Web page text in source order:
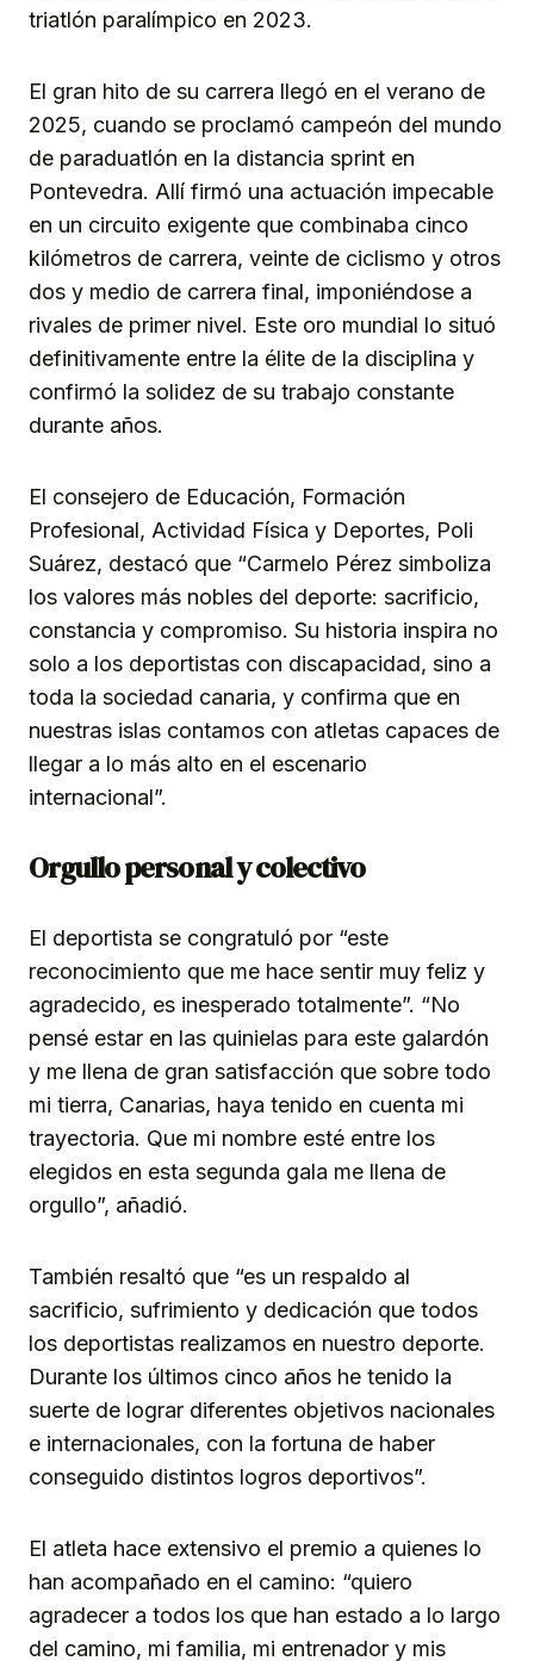
triatlón paralímpico en 2023.
El gran hito de su carrera llegó en el verano de
2025, cuando se proclamó campeón del mundo
de paraduatlón en la distancia sprint en
Pontevedra. Allí firmó una actuación impecable
en un circuito exigente que combinaba cinco
kilómetros de carrera, veinte de ciclismo y otros
dos y medio de carrera final, imponiéndose a
rivales de primer nivel. Este oro mundial lo situó
definitivamente entre la élite de la disciplina y
confirmó la solidez de su trabajo constante
durante años.
El consejero de Educación, Formación
Profesional, Actividad Física y Deportes, Poli
Suárez, destacó que “Carmelo Pérez simboliza
los valores más nobles del deporte: sacrificio,
constancia y compromiso. Su historia inspira no
solo a los deportistas con discapacidad, sino a
toda la sociedad canaria, y confirma que en
nuestras islas contamos con atletas capaces de
llegar a lo más alto en el escenario
internacional”.
Orgullo personal y colectivo
El deportista se congratuló por “este
reconocimiento que me hace sentir muy feliz y
agradecido, es inesperado totalmente”. “No
pensé estar en las quinielas para este galardón
y me llena de gran satisfacción que sobre todo
mi tierra, Canarias, haya tenido en cuenta mi
trayectoria. Que mi nombre esté entre los
elegidos en esta segunda gala me llena de
orgullo”, añadió.
También resaltó que “es un respaldo al
sacrificio, sufrimiento y dedicación que todos
los deportistas realizamos en nuestro deporte.
Durante los últimos cinco años he tenido la
suerte de lograr diferentes objetivos nacionales
e internacionales, con la fortuna de haber
conseguido distintos logros deportivos”.
El atleta hace extensivo el premio a quienes lo
han acompañado en el camino: “quiero
agradecer a todos los que han estado a lo largo
del camino, mi familia, mi entrenador y mis